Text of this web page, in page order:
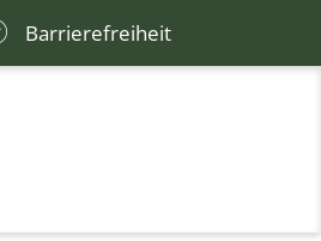
Barrierefreiheit